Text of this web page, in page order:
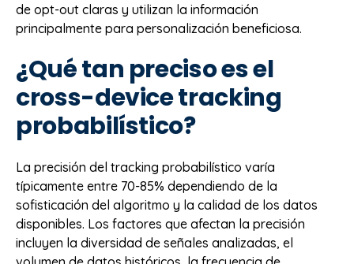
de opt-out claras y utilizan la información
principalmente para personalización beneficiosa.
¿Qué tan preciso es el
cross-device tracking
probabilístico?
La precisión del tracking probabilístico varía
típicamente entre 70-85% dependiendo de la
sofisticación del algoritmo y la calidad de los datos
disponibles. Los factores que afectan la precisión
incluyen la diversidad de señales analizadas, el